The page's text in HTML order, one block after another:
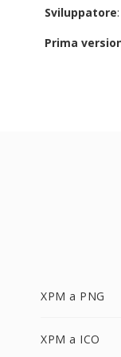
Sviluppatore
Prima
XPM a PNG
XPM a ICO